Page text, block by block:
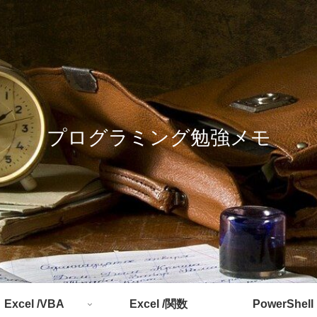
プログラミング勉強メモ
Excel /VBA Excel /関数 PowerShell